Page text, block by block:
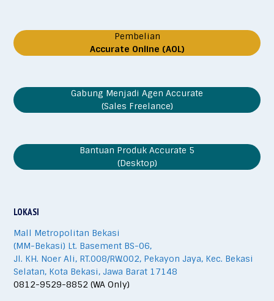
Pembelian
Accurate Online (AOL)
Gabung Menjadi Agen Accurate
(Sales Freelance)
Bantuan Produk Accurate 5
(Desktop)
LOKASI
Mall Metropolitan Bekasi
(MM-Bekasi) Lt. Basement BS-06,
Jl. KH. Noer Ali, RT.008/RW.002, Pekayon Jaya, Kec. Bekasi
Selatan, Kota Bekasi, Jawa Barat 17148
0812-9529-8852 (WA Only)